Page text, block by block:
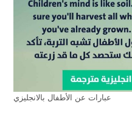
عبارات عن الأطفال بالانجليزي